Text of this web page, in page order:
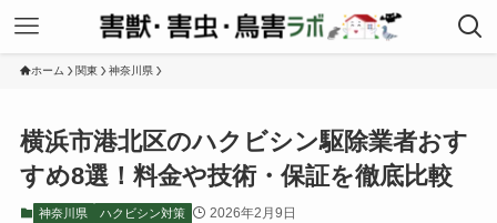
ホーム 関東 神奈川県
横浜市港北区のハクビシン駆除業者おす
すめ8選！料金や技術・保証を徹底比較
神奈川県 ハクビシン対策 2026年2月9日